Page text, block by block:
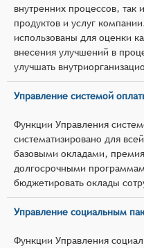
внутренних процессов,
продуктов и услуг
использованы для оценки
внесения улучшений в
улучшать
Управление системой
Функции Управления
систематизировано для
базовыми окладами,
долгосрочными
бюджетировать оклады
Управление социальным
Функции Управления